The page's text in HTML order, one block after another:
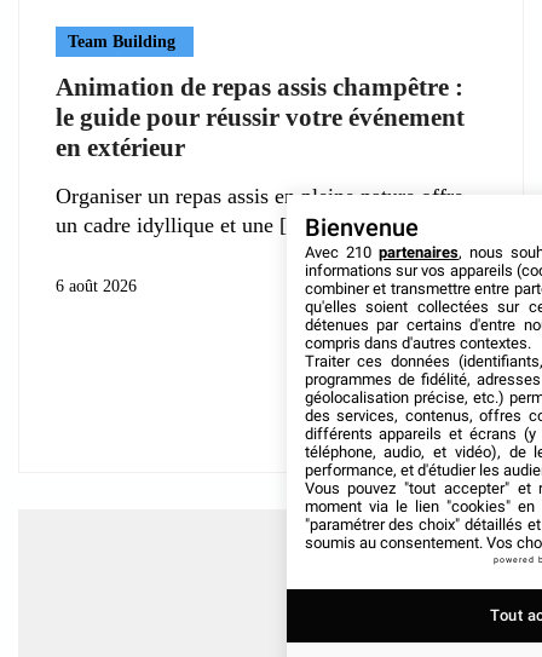
Team Building
Animation de repas assis champêtre :
le guide pour réussir votre événement
en extérieur
Organiser un repas assis en pleine nature offre
un cadre idyllique et une
6 août 2026
Bienvenue
Avec 210 partenaires, nous
informations sur vos appareils
combiner et transmettre entre
qu'elles soient collectées sur
détenues par certains d'entre
compris dans d'autres contextes.
Traiter ces données
programmes de fidélité,
géolocalisation précise, etc.)
des services, contenus, offres
différents appareils et écrans (y
téléphone, audio, et vidéo), de
performance, et d'étudier les
Vous pouvez "tout accepter" et
moment via le lien "cookies" en
"paramétrer des choix" détaillés
soumis au consentement. Vos
powered
Tout